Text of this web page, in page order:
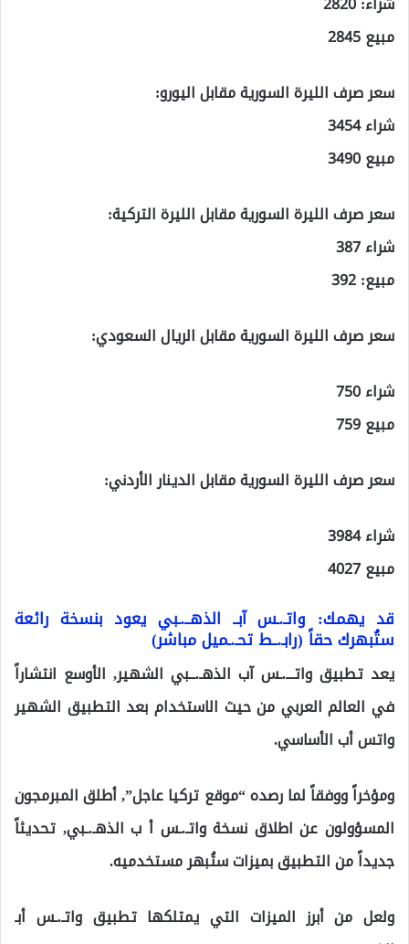
مبيع 2845
سعر صرف الليرة السورية مقابل اليورو:
شراء 3454
مبيع 3490
سعر صرف الليرة السورية مقابل الليرة التركية:
شراء 387
مبيع: 392
سعر صرف الليرة السورية مقابل الريال السعودي:
شراء 750
مبيع 759
سعر صرف الليرة السورية مقابل الدينار الأردني:
شراء 3984
مبيع 4027
قد يهمك: واتـ.ـس آبــ الذهــ.ـبي يعود بنسخة رائعة
ستُبهرك حقاً (رابـ.ــط تحـ.ـميل مباشر)
يعد تطبيق واتـــ.ـس آب الذهـ.ــبي الشهير, الأوسع انتشاراً
في العالم العربي من حيث الاستخدام بعد التطبيق الشهير
واتس أب الأساسي.
ومؤخراً ووفقاً لما رصده “موقع تركيا عاجل”, أطلق المبرمجون
المسؤولون عن اطلاق نسخة واتـ.ـس أ ب الذهـ.ـبي, تحديثاً
جديداً من التطبيق بميزات ستُبهر مستخدميه.
ولعل من أبرز الميزات التي يمتلكها تطبيق واتـ.ـس أبـ